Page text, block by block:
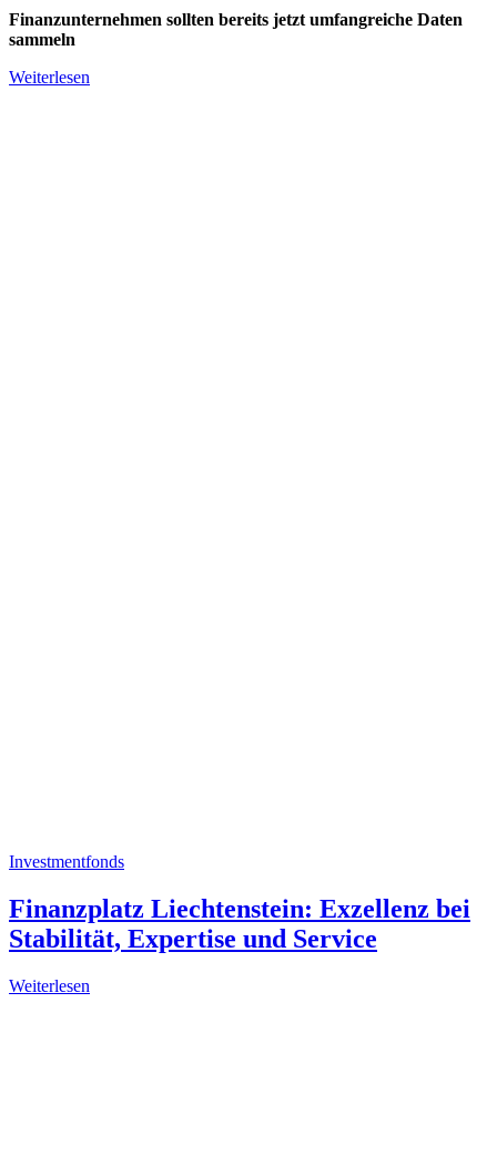
Finanzunternehmen sollten bereits jetzt umfangreiche Daten
sammeln
Weiterlesen
Investmentfonds
Finanzplatz Liechtenstein: Exzellenz bei
Stabilität, Expertise und Service
Weiterlesen